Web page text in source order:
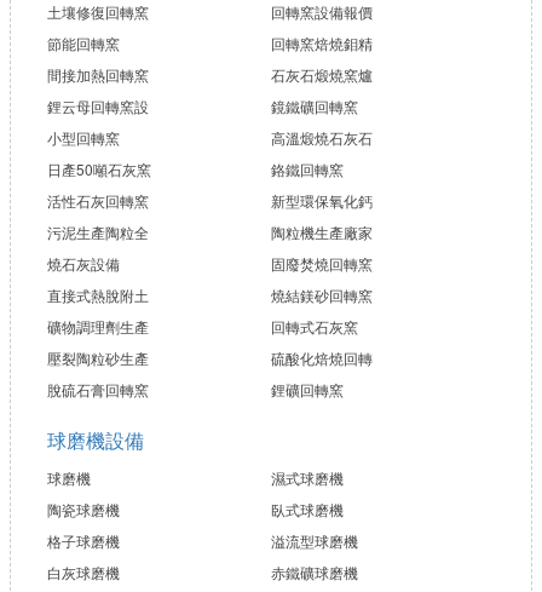
土壤修復回轉窯
回轉窯設備報價
節能回轉窯
回轉窯焙燒鉬精
間接加熱回轉窯
石灰石煅燒窯爐
鋰云母回轉窯設
鏡鐵礦回轉窯
小型回轉窯
高溫煅燒石灰石
日產50噸石灰窯
鉻鐵回轉窯
活性石灰回轉窯
新型環保氧化鈣
污泥生產陶粒全
陶粒機生產廠家
燒石灰設備
固廢焚燒回轉窯
直接式熱脫附土
燒結鎂砂回轉窯
礦物調理劑生產
回轉式石灰窯
壓裂陶粒砂生產
硫酸化焙燒回轉
脫硫石膏回轉窯
鋰礦回轉窯
球磨機設備
球磨機
濕式球磨機
陶瓷球磨機
臥式球磨機
格子球磨機
溢流型球磨機
白灰球磨機
赤鐵礦球磨機